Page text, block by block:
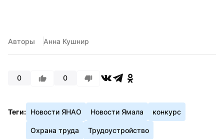
Авторы Анна Кушнир
0 0
Теги: Новости ЯНАО Новости Ямала конкурс
Охрана труда Трудоустройство